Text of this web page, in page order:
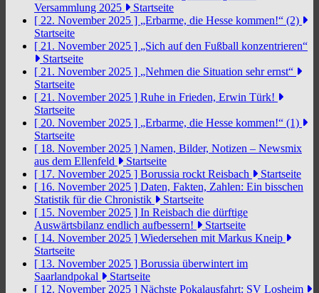
Versammlung 2025
Startseite
[ 22. November 2025 ] „Erbarme, die Hesse kommen!“ (2)
Startseite
[ 21. November 2025 ] „Sich auf den Fußball konzentrieren“
Startseite
[ 21. November 2025 ] „Nehmen die Situation sehr ernst“
Startseite
[ 21. November 2025 ] Ruhe in Frieden, Erwin Türk!
Startseite
[ 20. November 2025 ] „Erbarme, die Hesse kommen!“ (1)
Startseite
[ 18. November 2025 ] Namen, Bilder, Notizen – Newsmix
aus dem Ellenfeld
Startseite
[ 17. November 2025 ] Borussia rockt Reisbach
Startseite
[ 16. November 2025 ] Daten, Fakten, Zahlen: Ein bisschen
Statistik für die Chronistik
Startseite
[ 15. November 2025 ] In Reisbach die dürftige
Auswärtsbilanz endlich aufbessern!
Startseite
[ 14. November 2025 ] Wiedersehen mit Markus Kneip
Startseite
[ 13. November 2025 ] Borussia überwintert im
Saarlandpokal
Startseite
[ 12. November 2025 ] Nächste Pokalausfahrt: SV Losheim